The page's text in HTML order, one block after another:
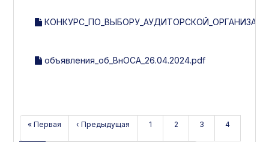
объявления_об_ВнОСА_26.04.2024.pdf
« Первая ‹ Предыдущая 1 2 3 4